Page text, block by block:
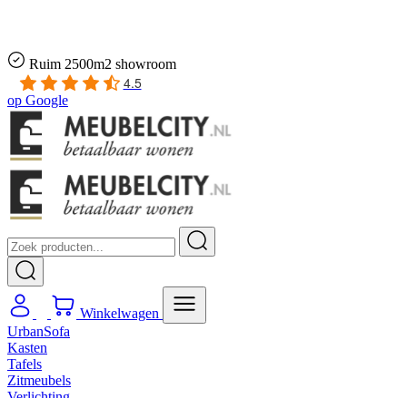
Ruim 2500m2 showroom
4.5
op Google
Winkelwagen
UrbanSofa
Kasten
Tafels
Zitmeubels